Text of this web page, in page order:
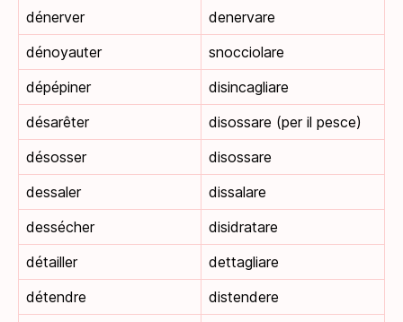
dénerver
denervare
dénoyauter
snocciolare
dépépiner
disincagliare
désarêter
disossare (per il pesce)
désosser
disossare
dessaler
dissalare
dessécher
disidratare
détailler
dettagliare
détendre
distendere